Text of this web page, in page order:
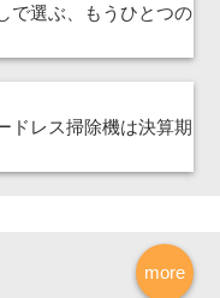
で選ぶ、もうひとつの
ドレス掃除機は決算期
more